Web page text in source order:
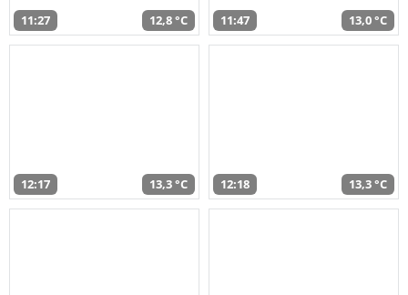
11:27 12,8 °C 11:47 13,0 °C
12:17 13,3 °C 12:18 13,3 °C